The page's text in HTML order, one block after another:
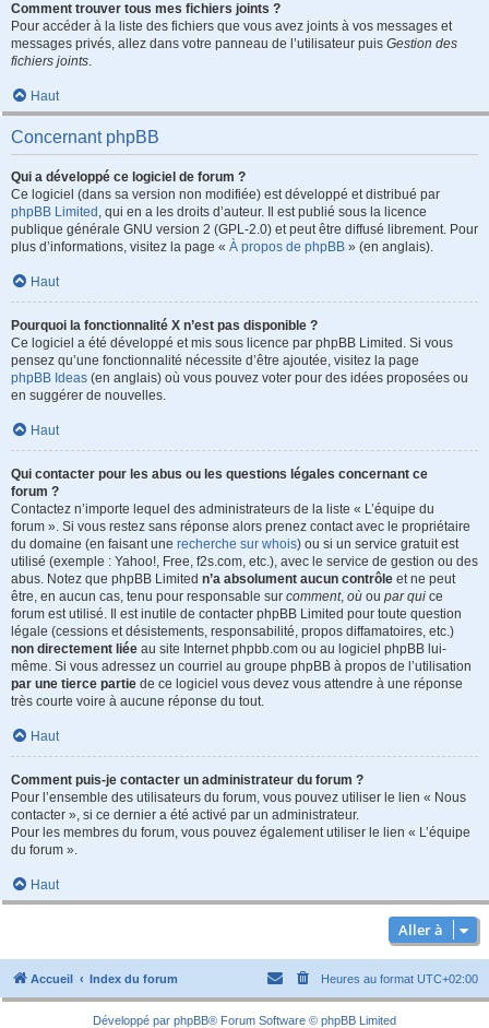
Comment trouver tous mes fichiers joints ?
Pour accéder à la liste des fichiers que vous avez joints à vos messages et
messages privés, allez dans votre panneau de l’utilisateur puis Gestion des
fichiers joints.
Haut
Concernant phpBB
Qui a développé ce logiciel de forum ?
Ce logiciel (dans sa version non modifiée) est développé et distribué par
phpBB Limited , qui en a les droits d’auteur. Il est publié sous la licence
publique générale GNU version 2 (GPL-2.0) et peut être diffusé librement. Pour
plus d’informations, visitez la page « À propos de phpBB » (en anglais).
Haut
Pourquoi la fonctionnalité X n’est pas disponible ?
Ce logiciel a été développé et mis sous licence par phpBB Limited. Si vous
pensez qu’une fonctionnalité nécessite d’être ajoutée, visitez la page
phpBB Ideas (en anglais) où vous pouvez voter pour des idées proposées ou
en suggérer de nouvelles.
Haut
Qui contacter pour les abus ou les questions légales concernant ce
forum ?
Contactez n’importe lequel des administrateurs de la liste « L’équipe du
forum ». Si vous restez sans réponse alors prenez contact avec le propriétaire
du domaine (en faisant une recherche sur whois) ou si un service gratuit est
utilisé (exemple : Yahoo!, Free, f2s.com, etc.), avec le service de gestion ou des
abus. Notez que phpBB Limited n’a absolument aucun contrôle et ne peut
être, en aucun cas, tenu pour responsable sur comment, où ou par qui ce
forum est utilisé. Il est inutile de contacter phpBB Limited pour toute question
légale (cessions et désistements, responsabilité, propos diffamatoires, etc.)
non directement liée au site Internet phpbb.com ou au logiciel phpBB lui-
même. Si vous adressez un courriel au groupe phpBB à propos de l’utilisation
par une tierce partie de ce logiciel vous devez vous attendre à une réponse
très courte voire à aucune réponse du tout.
Haut
Comment puis-je contacter un administrateur du forum ?
Pour l’ensemble des utilisateurs du forum, vous pouvez utiliser le lien « Nous
contacter », si ce dernier a été activé par un administrateur.
Pour les membres du forum, vous pouvez également utiliser le lien « L’équipe
du forum ».
Haut
Aller à
Accueil Index du forum Heures au format UTC+02:00
Développé par phpBB® Forum Software © phpBB Limited